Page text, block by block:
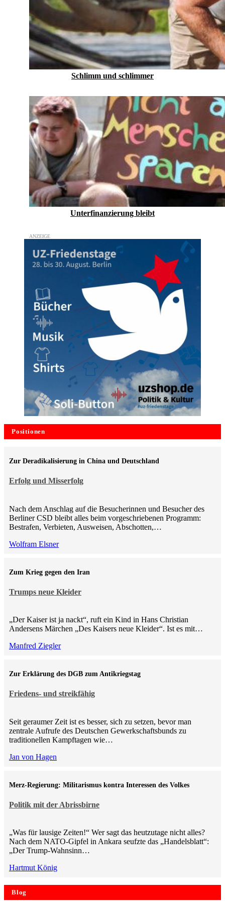
Schlimm und schlimmer
Unterfinanzierung bleibt
Positionen
Erfolg und Misserfolg
Zur Deradikalisierung in China und Deutschland
Nach dem Anschlag auf die Besucherinnen und Besucher des
Berliner CSD bleibt alles beim vorgeschriebenen Programm:
Bestrafen, Verbieten, Ausweisen, Abschotten,…
Wolfram Elsner
Trumps neue Kleider
Zum Krieg gegen den Iran
„Der Kaiser ist ja nackt“, ruft ein Kind in Hans Christian
Andersens Märchen „Des Kaisers neue Kleider“. Ist es mit…
Manfred Ziegler
Friedens- und streikfähig
Zur Erklärung des DGB zum Antikriegstag
Seit geraumer Zeit ist es besser, sich zu setzen, bevor man
zentrale Aufrufe des Deutschen Gewerkschaftsbunds zu
traditionellen Kampftagen wie…
Jan von Hagen
Politik mit der Abrissbirne
Merz-Regierung: Militarismus kontra Inte­ressen des Volkes
„Was für lausige Zeiten!“ Wer sagt das heutzutage nicht alles?
Nach dem NATO-Gipfel in Ankara seufzte das „Handelsblatt“:
„Der Trump-Wahnsinn…
Hartmut König
Blog